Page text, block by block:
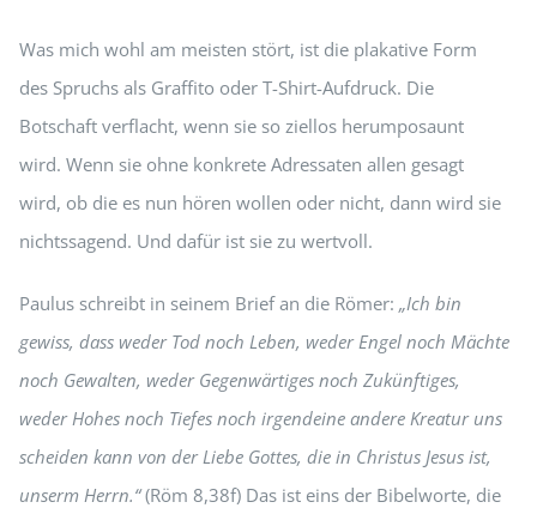
Was mich wohl am meisten stört, ist die plakative Form
des Spruchs als Graffito oder T-Shirt-Aufdruck. Die
Botschaft verflacht, wenn sie so ziellos herumposaunt
wird. Wenn sie ohne konkrete Adressaten allen gesagt
wird, ob die es nun hören wollen oder nicht, dann wird sie
nichtssagend. Und dafür ist sie zu wertvoll.
Paulus schreibt in seinem Brief an die Römer: „Ich bin
gewiss, dass weder Tod noch Leben, weder Engel noch Mächte
noch Gewalten, weder Gegenwärtiges noch Zukünftiges,
weder Hohes noch Tiefes noch irgendeine andere Kreatur uns
scheiden kann von der Liebe Gottes, die in Christus Jesus ist,
unserm Herrn.“(Röm 8,38f) Das ist eins der Bibelworte, die